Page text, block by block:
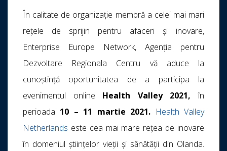
În calitate de organizaţie membră a celei mai mari
reţele de sprijin pentru afaceri şi inovare,
Enterprise Europe Network, Agenția pentru
Dezvoltare Regionala Centru vă aduce la
cunoștință oportunitatea de a participa la
evenimentul online Health Valley 2021, în
perioada 10 – 11 martie 2021. Health Valley
Netherlands este cea mai mare rețea de inovare
în domeniul științelor vieții și sănătății din Olanda.